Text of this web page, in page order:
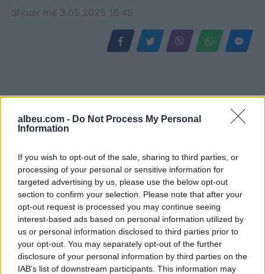
albeu.com - Do Not Process My Personal
Information
If you wish to opt-out of the sale, sharing to third parties, or
processing of your personal or sensitive information for
targeted advertising by us, please use the below opt-out
section to confirm your selection. Please note that after your
opt-out request is processed you may continue seeing
interest-based ads based on personal information utilized by
us or personal information disclosed to third parties prior to
your opt-out. You may separately opt-out of the further
disclosure of your personal information by third parties on the
IAB’s list of downstream participants. This information may
Shtuar më 3.05.2025 16:45
Hetimet për vrasjen e
Edmond Sulës, kontrolle
në Bërxullë dhe
shoqërime personash për
t’u marrë në pyetje
Argjentina e “dashuruar”
me Infantinon, federata
del me deklaratë zyrtare:
Model transparent